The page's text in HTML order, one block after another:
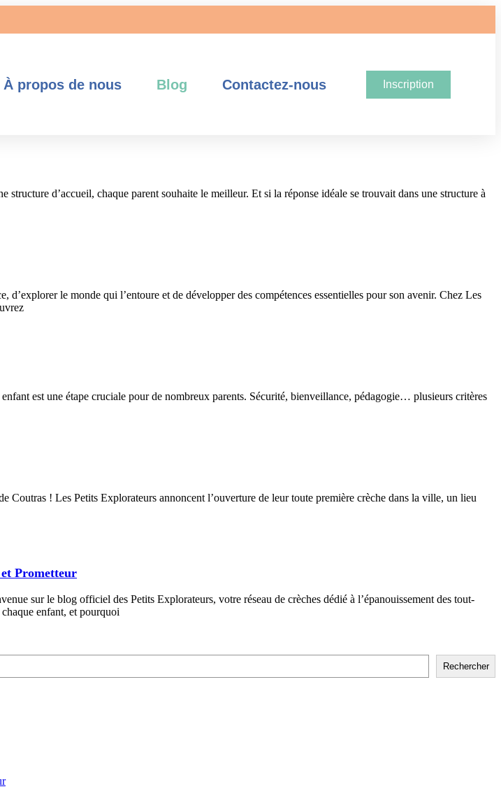
À propos de nous Blog Contactez-nous Inscription
d’accueil, chaque parent souhaite le meilleur. Et si la réponse idéale se trouvait dans une structure à
le monde qui l’entoure et de développer des compétences essentielles pour son avenir. Chez Les
est une étape cruciale pour de nombreux parents. Sécurité, bienveillance, pédagogie… plusieurs critères
! Les Petits Explorateurs annoncent l’ouverture de leur toute première crèche dans la ville, un lieu
Prometteur
sur le blog officiel des Petits Explorateurs, votre réseau de crèches dédié à l’épanouissement des tout-
enfant, et pourquoi
Rechercher